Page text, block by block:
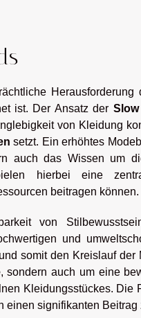
Herausforderung
ist. Der Ansatz der
von Kleidung
setzt. Ein erhöhtes
auch das Wissen um
hierbei eine
beitragen können.
von
und
somit den Kreislauf der
, sondern auch um eine
Kleidungsstückes. Die
signifikanten